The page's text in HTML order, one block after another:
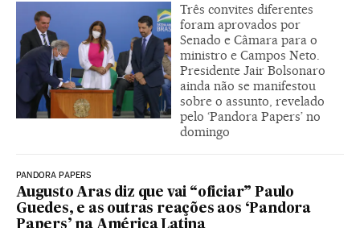
Três convites diferentes
foram aprovados por
Senado e Câmara para o
ministro e Campos Neto.
Presidente Jair Bolsonaro
ainda não se manifestou
sobre o assunto, revelado
pelo ‘Pandora Papers’ no
domingo
PANDORA PAPERS
Augusto Aras diz que vai “oficiar” Paulo
Guedes, e as outras reações aos ‘Pandora
Papers’ na América Latina